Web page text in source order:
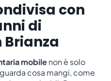
con
di
Brianza
mobilenon è solo
cosa mangi, come